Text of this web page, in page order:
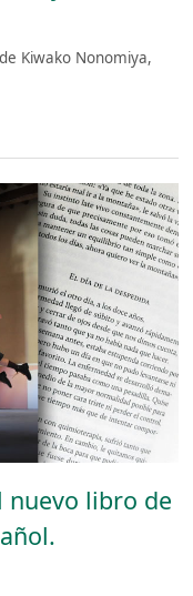
Kiwako Nonomiya,
nuevo libro de